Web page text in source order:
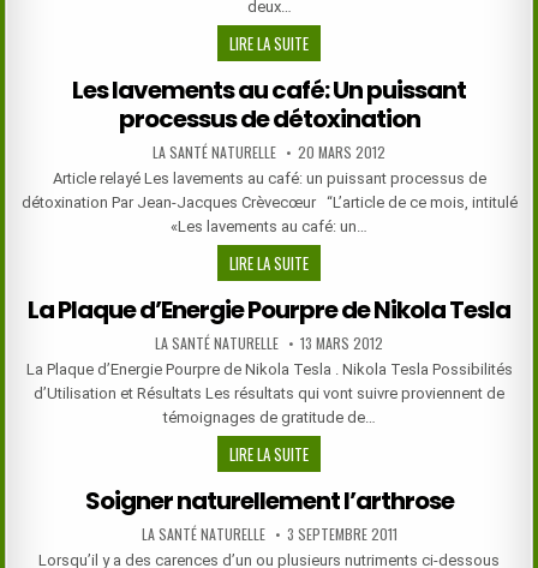
deux…
LIRE LA SUITESOIGNER
NATURELLEMENT
LES
HÉMORROÏDES
Les lavements au café: Un puissant
processus de détoxination
AUTHOR:
LA SANTÉ NATURELLE PUBLISHED
DATE:
20 MARS 2012
Article relayé Les lavements au café: un puissant processus de
détoxination Par Jean-Jacques Crèvecœur “L’article de ce mois, intitulé
«Les lavements au café: un…
LIRE LA SUITELES
LAVEMENTS
AU
CAFÉ:
UN
PUISSANT
PROCESSUS
DE
DÉTOXINATION
La Plaque d’Energie Pourpre de Nikola Tesla
AUTHOR:
LA SANTÉ NATURELLE PUBLISHED
DATE:
13 MARS 2012
La Plaque d’Energie Pourpre de Nikola Tesla . Nikola Tesla Possibilités
d’Utilisation et Résultats Les résultats qui vont suivre proviennent de
témoignages de gratitude de…
LIRE LA SUITELA
PLAQUE
D’ENERGIE
POURPRE
DE
Soigner naturellement l’arthrose
AUTHOR:
LA SANTÉ NATURELLE PUBLISHED
DATE:
3 SEPTEMBRE 2011
Lorsqu’il y a des carences d’un ou plusieurs nutriments ci-dessous